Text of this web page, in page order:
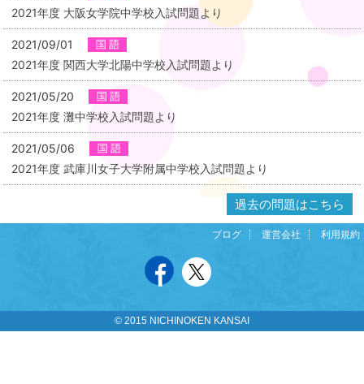
2021年度 大阪女学院中学校入試問題より
2021/09/01
2021年度 関西大学北陽中学校入試問題より
2021/05/20
2021年度 灘中学校入試問題より
2021/05/06
2021年度 武庫川女子大学附属中学校入試問題より
過去の問題はこちら
© 2015 NICHINOKEN KANSAI
ブログ 運営会社 利用規約